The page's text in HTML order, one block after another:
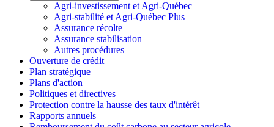
Agri-investissement et Agri-Québec
Agri-stabilité et Agri-Québec Plus
Assurance récolte
Assurance stabilisation
Autres procédures
Ouverture de crédit
Plan stratégique
Plans d'action
Politiques et directives
Protection contre la hausse des taux d'intérêt
Rapports annuels